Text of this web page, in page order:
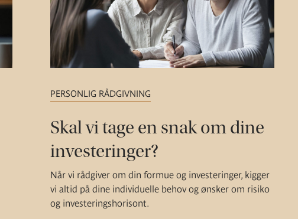
PERSONLIG RÅDGIVNING
Skal vi tage en snak om dine
investeringer?
Når vi rådgiver om din formue og investeringer, kigger
vi altid på dine individuelle behov og ønsker om risiko
og investeringshorisont.